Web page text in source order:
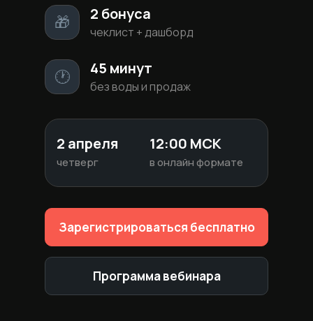
Зарегистрироваться бесплатно
Программа вебинара
без воды и продаж
45 минут
🕐
чеклист + дашборд
2 бонуса
🎁
12:00 МСК
четверг
2 апреля
в онлайн формате